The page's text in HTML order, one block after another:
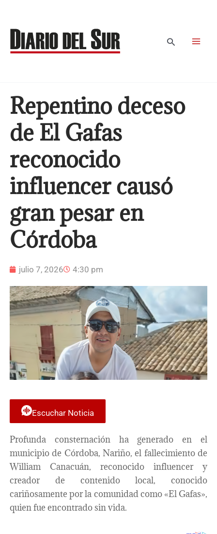
contenido
Buscar
Repentino deceso
de El Gafas
reconocido
influencer causó
gran pesar en
Córdoba
julio 7, 2026 4:30 pm
Escuchar Noticia
Profunda consternación ha generado en el
municipio de Córdoba, Nariño, el fallecimiento de
William Canacuán, reconocido influencer y
creador de contenido local, conocido
cariñosamente por la comunidad como «El Gafas»,
quien fue encontrado sin vida.